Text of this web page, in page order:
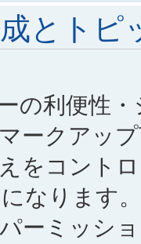
とトピ
の利便性
ークアッ
をコント
なります
ーミッシ